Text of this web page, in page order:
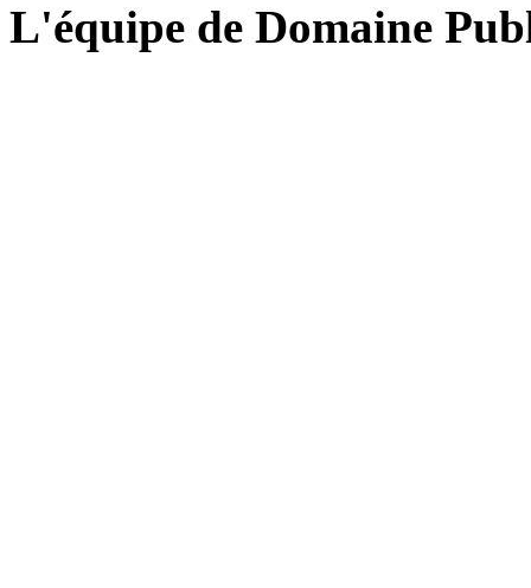
L'équipe de Domaine